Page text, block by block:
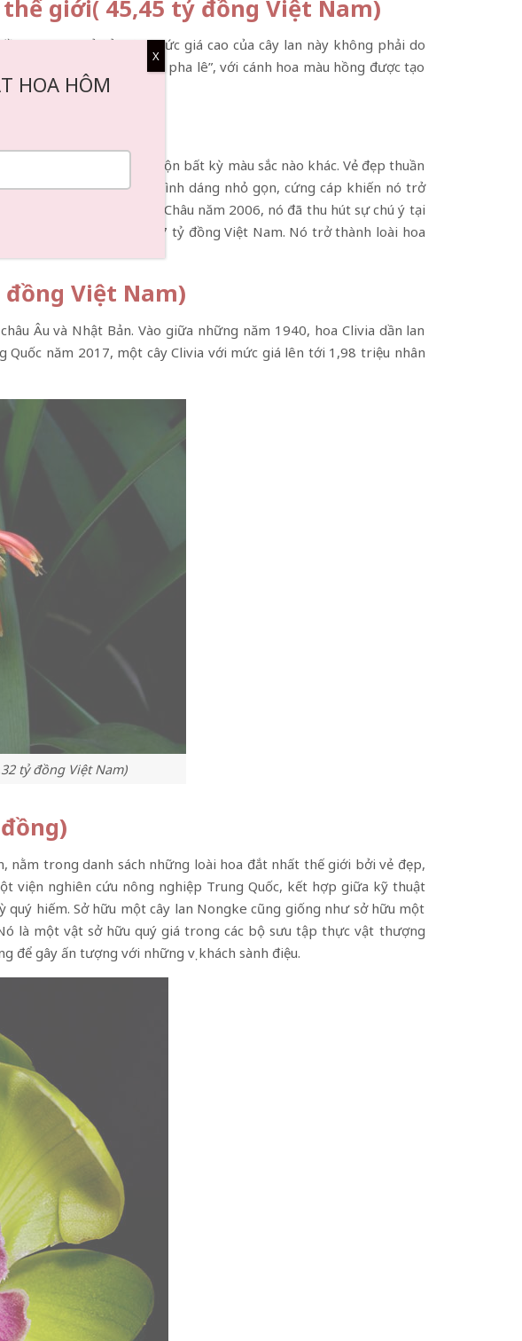
giới( 45,45 tỷ đồng Việt Nam)
Theo chủ sở hữu, mức giá cao của cây lan này không phải do
được mô tả là “kỳ quan pha lê”, với cánh hoa màu hồng được tạo
chóp lá như pha lê.
muốt, không pha trộn bất kỳ màu sắc nào khác. Vẻ đẹp thuần
trong số các loài lan. Hình dáng nhỏ gọn, cứng cáp khiến nó trở
Văn hóa Dân tộc Quý Châu năm 2006, nó đã thu hút sự chú ý tại
dân tệ khoảng 36,97 tỷ đồng Việt Nam. Nó trở thành loài hoa
Việt Nam)
Âu và Nhật Bản. Vào giữa những năm 1940, hoa Clivia dần lan
năm 2017, một cây Clivia với mức giá lên tới 1,98 triệu nhân
tỷ đồng Việt Nam)
trong danh sách những loài hoa đắt nhất thế giới bởi vẻ đẹp,
nghiên cứu nông nghiệp Trung Quốc, kết hợp giữa kỹ thuật
hiếm. Sở hữu một cây lan Nongke cũng giống như sở hữu một
là một vật sở hữu quý giá trong các bộ sưu tập thực vật thượng
gây ấn tượng với những vị khách sành điệu.
HOA HÔM
X